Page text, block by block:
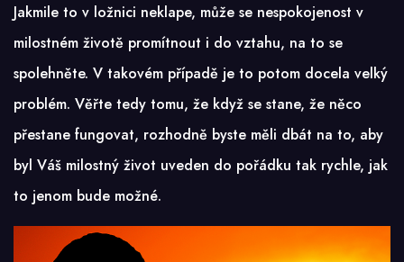
Jakmile to v ložnici neklape, může se nespokojenost v
milostném životě promítnout i do vztahu, na to se
spolehněte. V takovém případě je to potom docela velký
problém. Věřte tedy tomu, že když se stane, že něco
přestane fungovat, rozhodně byste měli dbát na to, aby
byl Váš milostný život uveden do pořádku tak rychle, jak
to jenom bude možné.